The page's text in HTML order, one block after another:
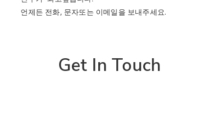
언제든 전화, 문자또는 이메일을 보내주세요.
Get In Touch